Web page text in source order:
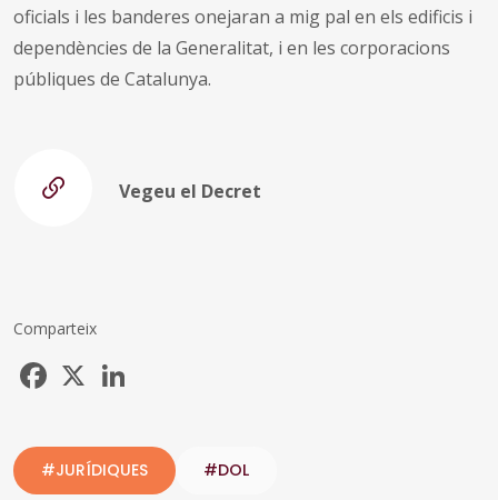
oficials i les banderes onejaran a mig pal en els edificis i
dependències de la Generalitat, i en les corporacions
públiques de Catalunya.
Vegeu el Decret
Comparteix
Facebook
#JURÍDIQUES #DOL